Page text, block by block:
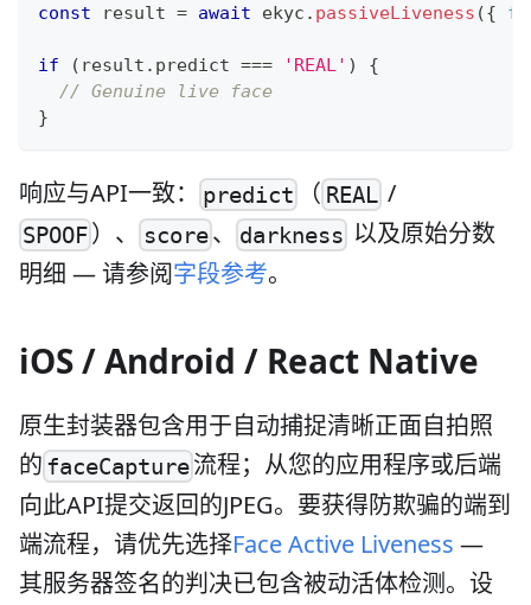
const result = await ekyc . passiveLiveness ({
if ( result . predict === 'REAL' )
{
// Genuine live face
}
响应与API一致： predict （ REAL/
SPOOF）、 score、 darkness 以及原始分数
明细 — 请参阅字段参考。
iOS / Android / React Native
原生封装器包含用于自动捕捉清晰正面自拍照
的 faceCapture流程；从您的应用程序或后端
向此API提交返回的JPEG。要获得防欺骗的端到
端流程，请优先选择Face Active Liveness —
其服务器签名的判决已包含被动活体检测。设